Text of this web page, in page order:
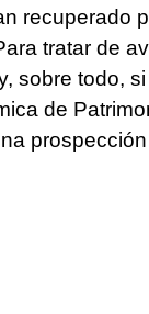
recuperado
tratar de
sobre todo,
de